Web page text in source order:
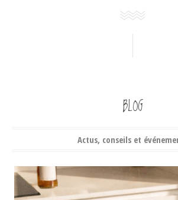
BLOG
Actus, conseils et